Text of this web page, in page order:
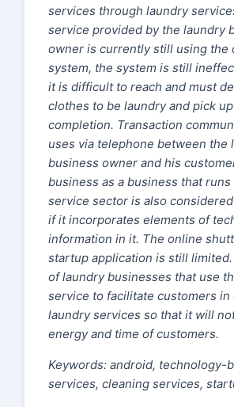
services through laundry
service provided by the laundry
owner is currently still using the
system, the system is still
it is difficult to reach and must
clothes to be laundry and pick
completion. Transaction
uses via telephone between the
business owner and his
business as a business that runs
service sector is also
if it incorporates elements of
information in it. The online
startup application is still
of laundry businesses that use
service to facilitate customers
laundry services so that it will
energy and time of customers.
Keywords: android, technology-
services, cleaning services,